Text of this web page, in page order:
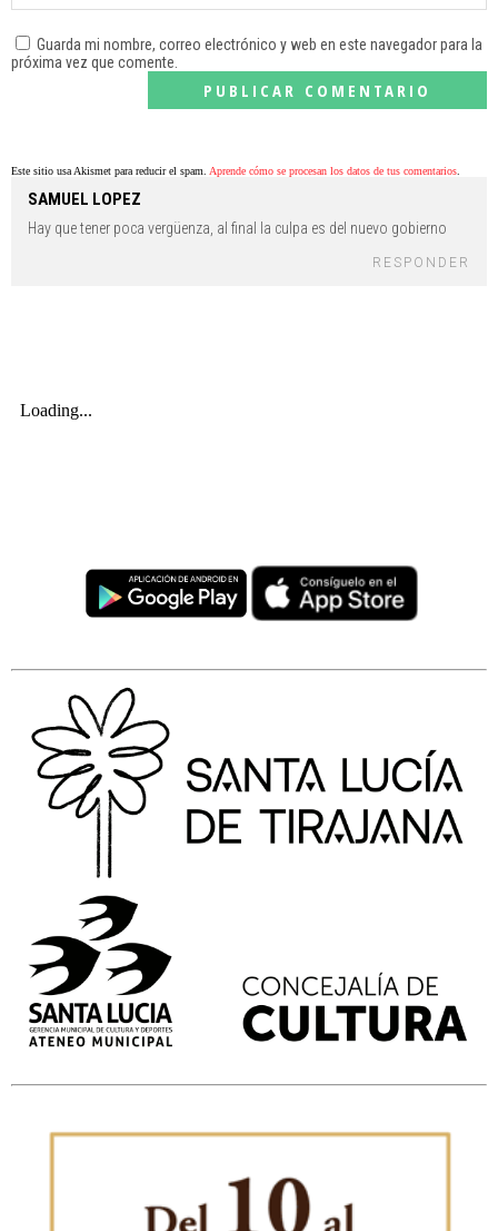
Guarda mi nombre, correo electrónico y web en este navegador para la
próxima vez que comente.
Este sitio usa Akismet para reducir el spam. Aprende cómo se procesan los datos de tus comentarios
SAMUEL LOPEZ
Hay que tener poca vergüenza, al final la culpa es del nuevo gobierno
RESPONDER